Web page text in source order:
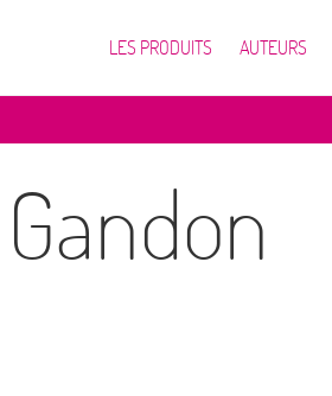
LES PRODUITS AUTEURS